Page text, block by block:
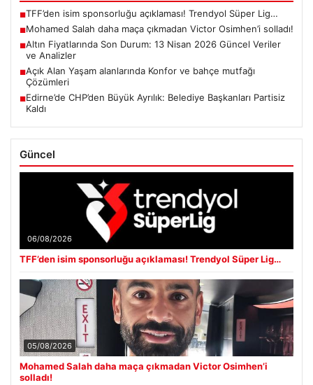
■TFF’den isim sponsorluğu açıklaması! Trendyol Süper Lig…
■Mohamed Salah daha maça çıkmadan Victor Osimhen’i solladı!
■Altın Fiyatlarında Son Durum: 13 Nisan 2026 Güncel Veriler
ve Analizler
■Açık Alan Yaşam alanlarında Konfor ve bahçe mutfağı
Çözümleri
■Edirne’de CHP’den Büyük Ayrılık: Belediye Başkanları Partisiz
Kaldı
Güncel
06/08/2026
TFF’den isim sponsorluğu açıklaması! Trendyol Süper Lig…
05/08/2026
Mohamed Salah daha maça çıkmadan Victor Osimhen’i
solladı!